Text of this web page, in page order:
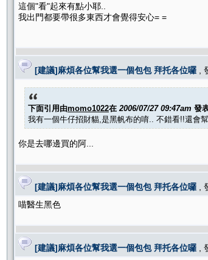
這個"看"起來有點小耶..
我出門都要帶很多東西才會覺得安心= =
[建議]麻煩各位幫我選一個包包 拜托各位囉 ,
下面引用由momo1022在 2006/07/27 09:47am 發
我有一個牛仔招財貓,是黑帆布的唷.. 不錯看!!還會
你是去哪邊買的阿...
[建議]麻煩各位幫我選一個包包 拜托各位囉 ,
喵醫生黑色
[建議]麻煩各位幫我選一個包包 拜托各位囉 ,